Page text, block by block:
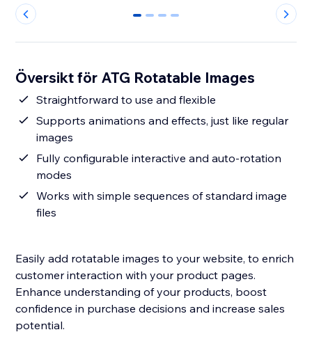
0 1 2 3
Översikt för ATG Rotatable Images
Straightforward to use and flexible
Supports animations and effects, just like regular
images
Fully configurable interactive and auto-rotation
modes
Works with simple sequences of standard image
files
Easily add rotatable images to your website, to enrich
customer interaction with your product pages.
Enhance understanding of your products, boost
confidence in purchase decisions and increase sales
potential.